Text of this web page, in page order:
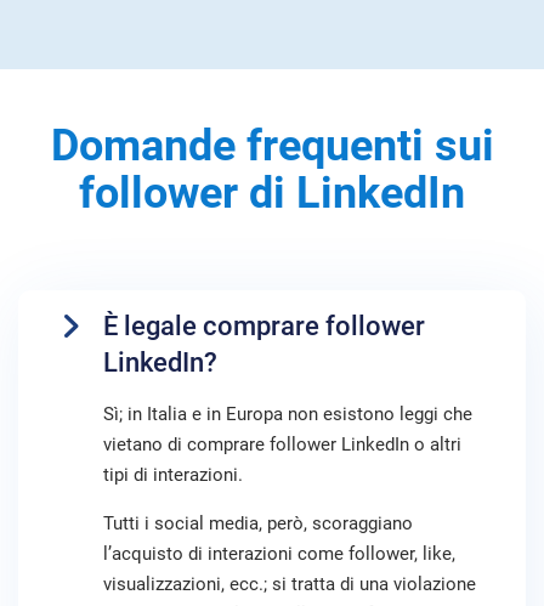
Domande frequenti sui
follower di LinkedIn
È legale comprare follower
LinkedIn?
Sì; in Italia e in Europa non esistono leggi che
vietano di comprare follower LinkedIn o altri
tipi di interazioni.
Tutti i social media, però, scoraggiano
l’acquisto di interazioni come follower, like,
visualizzazioni, ecc.; si tratta di una violazione